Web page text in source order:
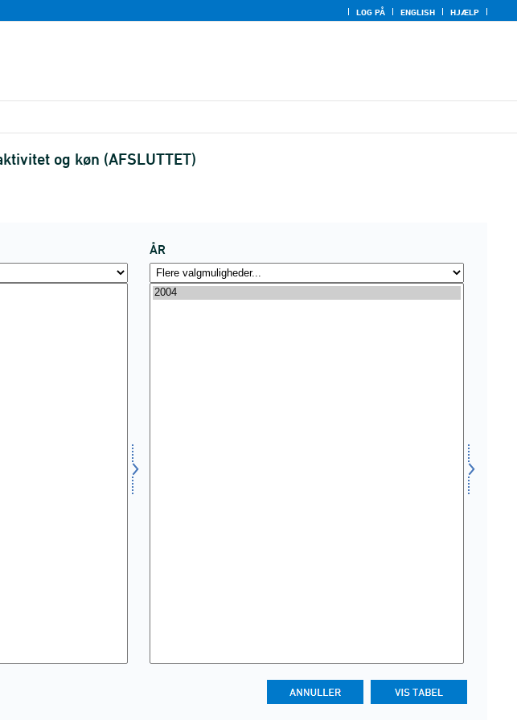
LOG PÅ ENGLISH HJÆLP
og køn (AFSLUTTET)
ÅR